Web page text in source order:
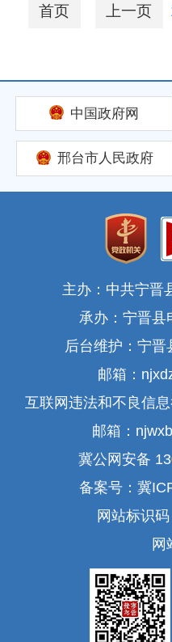
城乡建设
首页 上一页
中国政府网
邢台市人民政府
主办：中共宁晋
承办：宁晋县
后台维护：宁
邮箱：
互联网违法和不良信
邮箱：
冀公网安备
备案号：冀
网站标识
网